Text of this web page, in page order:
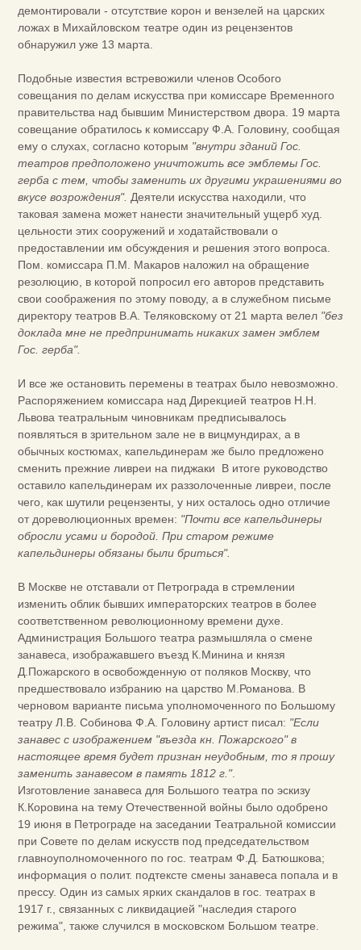
демонтировали - отсутствие корон и вензелей на царских
ложах в Михайловском театре один из рецензентов
обнаружил уже 13 марта.
Подобные известия встревожили членов Особого
совещания по делам искусства при комиссаре Временного
правительства над бывшим Министерством двора. 19 марта
совещание обратилось к комиссару Ф.А. Головину, сообщая
ему о слухах, согласно которым "внутри зданий Гос.
театров предположено уничтожить все эмблемы Гос.
герба с тем, чтобы заменить их другими украшениями во
вкусе возрождения". Деятели искусства находили, что
таковая замена может нанести значительный ущерб худ.
цельности этих сооружений и ходатайствовали о
предоставлении им обсуждения и решения этого вопроса.
Пом. комиссара П.М. Макаров наложил на обращение
резолюцию, в которой попросил его авторов представить
свои соображения по этому поводу, а в служебном письме
директору театров В.А. Теляковскому от 21 марта велел "без
доклада мне не предпринимать никаких замен эмблем
Гос. герба".
И все же остановить перемены в театрах было невозможно.
Распоряжением комиссара над Дирекцией театров Н.Н.
Львова театральным чиновникам предписывалось
появляться в зрительном зале не в вицмундирах, а в
обычных костюмах, капельдинерам же было предложено
сменить прежние ливреи на пиджаки В итоге руководство
оставило капельдинерам их раззолоченные ливреи, после
чего, как шутили рецензенты, у них осталось одно отличие
от дореволюционных времен: "Почти все капельдинеры
обросли усами и бородой. При старом режиме
капельдинеры обязаны были бриться".
В Москве не отставали от Петрограда в стремлении
изменить облик бывших императорских театров в более
соответственном революционному времени духе.
Администрация Большого театра размышляла о смене
занавеса, изображавшего въезд К.Минина и князя
Д.Пожарского в освобожденную от поляков Москву, что
предшествовало избранию на царство М.Романова. В
черновом варианте письма уполномоченного по Большому
театру Л.В. Собинова Ф.А. Головину артист писал: "Если
занавес с изображением "въезда кн. Пожарского" в
настоящее время будет признан неудобным, то я прошу
заменить занавесом в память 1812 г.".
Изготовление занавеса для Большого театра по эскизу
К.Коровина на тему Отечественной войны было одобрено
19 июня в Петрограде на заседании Театральной комиссии
при Совете по делам искусств под председательством
главноуполномоченного по гос. театрам Ф.Д. Батюшкова;
информация о полит. подтексте смены занавеса попала и в
прессу. Один из самых ярких скандалов в гос. театрах в
1917 г., связанных с ликвидацией "наследия старого
режима", также случился в московском Большом театре.